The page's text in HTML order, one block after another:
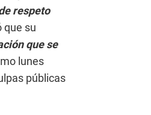
respeto
que su
que se
lunes
públicas